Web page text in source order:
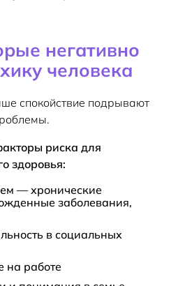
негативно
человека
спокойствие подрывают
риска для
здоровья:
— хронические
заболевания,
в социальных
на работе